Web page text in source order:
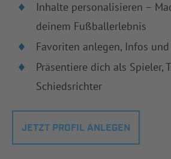
Inhalte personalisieren –
deinem Fußballerlebnis
Favoriten anlegen, Infos
Präsentiere dich als Spieler,
Schiedsrichter
JETZT PROFIL ANLEGEN